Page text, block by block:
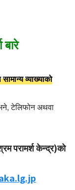
व्याख्याको
टेलिफोन अथवा
परामर्श केन्द्र)को